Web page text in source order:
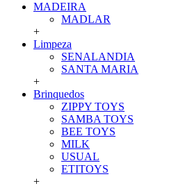
MADEIRA
MADLAR
+
Limpeza
SENALANDIA
SANTA MARIA
+
Brinquedos
ZIPPY TOYS
SAMBA TOYS
BEE TOYS
MILK
USUAL
ETITOYS
+